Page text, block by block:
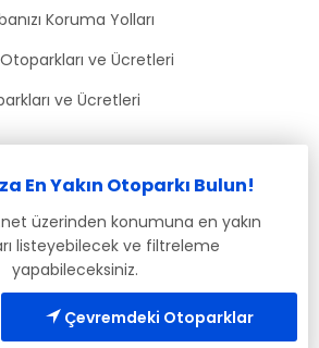
Koruma Yolları
ve Ücretleri
ve Ücretleri
En Yakın Otoparkı Bulun!
üzerinden konumuna en yakın
listeyebilecek ve filtreleme
yapabileceksiniz.
Çevremdeki Otoparklar